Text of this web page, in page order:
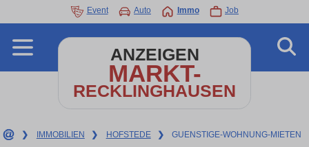
Event Auto Immo Job
ANZEIGEN
MARKT-
RECKLINGHAUSEN
❯ IMMOBILIEN ❯ HOFSTEDE ❯ GUENSTIGE-WOHNUNG-MIETEN